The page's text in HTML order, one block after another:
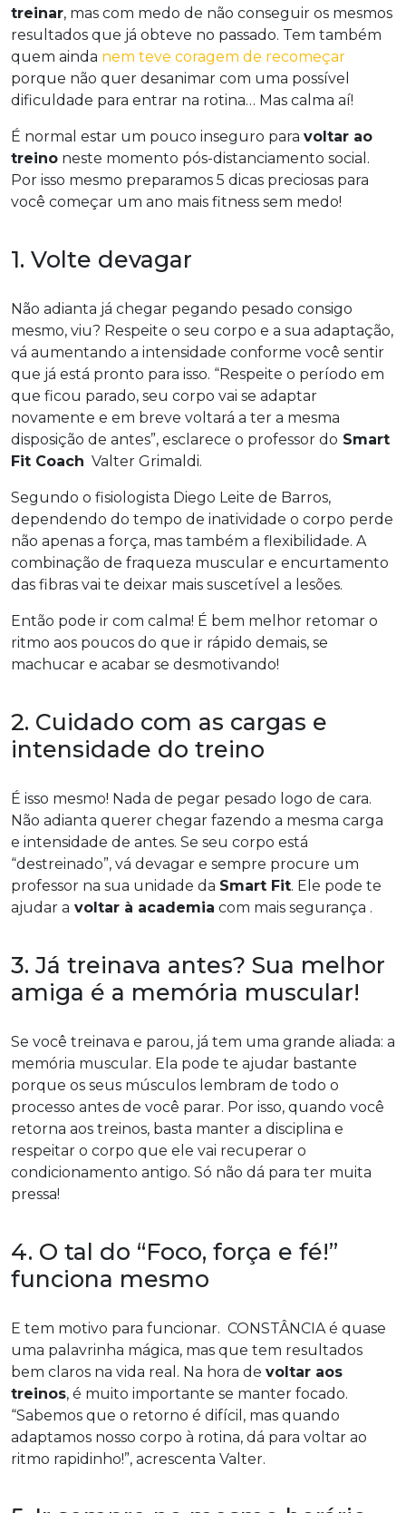
treinar, mas com medo de não conseguir os mesmos
resultados que já obteve no passado. Tem também
quem ainda nem teve coragem de recomeçar
porque não quer desanimar com uma possível
dificuldade para entrar na rotina… Mas calma aí!
É normal estar um pouco inseguro para voltar ao
treino neste momento pós-distanciamento social.
Por isso mesmo preparamos 5 dicas preciosas para
você começar um ano mais fitness sem medo!
1. Volte devagar
Não adianta já chegar pegando pesado consigo
mesmo, viu? Respeite o seu corpo e a sua adaptação,
vá aumentando a intensidade conforme você sentir
que já está pronto para isso. “Respeite o período em
que ficou parado, seu corpo vai se adaptar
novamente e em breve voltará a ter a mesma
disposição de antes”, esclarece o professor do Smart
Fit Coach Valter Grimaldi.
Segundo o fisiologista Diego Leite de Barros,
dependendo do tempo de inatividade o corpo perde
não apenas a força, mas também a flexibilidade. A
combinação de fraqueza muscular e encurtamento
das fibras vai te deixar mais suscetível a lesões.
Então pode ir com calma! É bem melhor retomar o
ritmo aos poucos do que ir rápido demais, se
machucar e acabar se desmotivando!
2. Cuidado com as cargas e
intensidade do treino
É isso mesmo! Nada de pegar pesado logo de cara.
Não adianta querer chegar fazendo a mesma carga
e intensidade de antes. Se seu corpo está
“destreinado”, vá devagar e sempre procure um
professor na sua unidade da Smart Fit. Ele pode te
ajudar a voltar à academia com mais segurança .
3. Já treinava antes? Sua melhor
amiga é a memória muscular!
Se você treinava e parou, já tem uma grande aliada: a
memória muscular. Ela pode te ajudar bastante
porque os seus músculos lembram de todo o
processo antes de você parar. Por isso, quando você
retorna aos treinos, basta manter a disciplina e
respeitar o corpo que ele vai recuperar o
condicionamento antigo. Só não dá para ter muita
pressa!
4. O tal do “Foco, força e fé!”
funciona mesmo
E tem motivo para funcionar. CONSTÂNCIA é quase
uma palavrinha mágica, mas que tem resultados
bem claros na vida real. Na hora de voltar aos
treinos, é muito importante se manter focado.
“Sabemos que o retorno é difícil, mas quando
adaptamos nosso corpo à rotina, dá para voltar ao
ritmo rapidinho!”, acrescenta Valter.